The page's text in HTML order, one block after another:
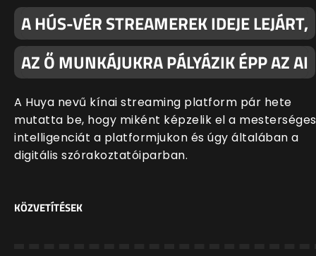
A HÚS-VÉR STREAMEREK IDEJE LEJÁRT,
AZ Ő MUNKÁJUKRA PÁLYÁZIK ÉPP AZ AI
A Huya nevű kínai streaming platform pár hete
mutatta be, hogy miként képzelik el a mesterséges
intelligenciát a platformjukon és úgy általában a
digitális szórakoztatóiparban.
KÖZVETÍTÉSEK